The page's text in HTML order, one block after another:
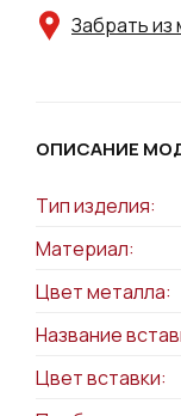
Забрать из
ОПИСАНИЕ
Тип изделия:
Материал:
Цвет металла:
Название
Цвет вставки: